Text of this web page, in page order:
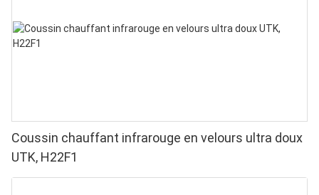
Coussin chauffant infrarouge en velours ultra doux
UTK, H22F1